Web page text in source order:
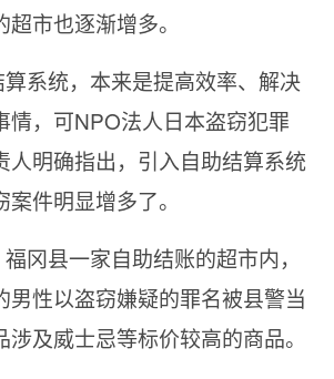
市也逐渐增多。
系统，本来是提高效率、解决
情，可NPO法人日本盗窃犯罪
人明确指出，引入自助结算系统
件明显增多了。
冈县一家自助结账的超市内，
男性以盗窃嫌疑的罪名被县警当
及威士忌等标价较高的商品。